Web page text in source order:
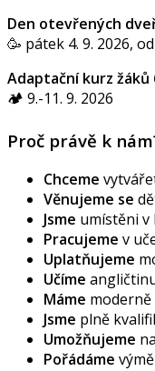
Den otevřených
🥳 pátek 4. 9. 2026,
Adaptační kurz žáků
🏕️ 9.-11. 9. 2026
Proč právě k
Chceme
Věnujeme se
Jsme umístěni v
Pracujeme v
Uplatňujeme
Učíme
Máme
Jsme plně
Umožňujeme
Pořádáme